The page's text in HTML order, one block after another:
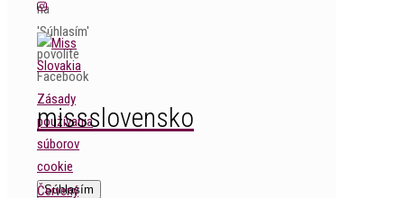
na
'Súhlasím'
povolíte
Facebook
Zásady
používania
súborov
cookie
Súhlasím
missslovensko
Červený